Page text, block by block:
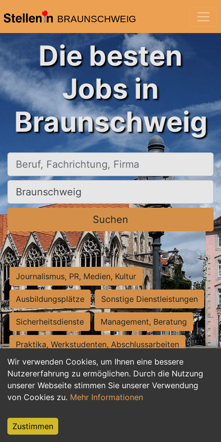
BRAUNSCHWEIG
Wir verwenden Cookies, um Ihnen eine bessere
Nutzererfahrung zu ermöglichen. Durch die Nutzung
unserer Webseite stimmen Sie unserer Verwendung
von Cookies zu. Mehr Informationen
Zustimmen
Die besten
Jobs in
Braunschweig
Beruf, Fachrichtung, Firma
Ort, Stadt
Suchen
Journalismus, PR, Medien, Kultur
Ausbildungsplätze Sonstige Dienstleistungen
Sicherheitsdienste Management, Beratung
Praktika, Werkstudenten, Abschlussarbeiten
Personalwesen Assistenz, Sekretariat
Hilfskräfte, Aushilfs- und Nebenjobs
Weiterbildung, Studium, duale Ausbildung